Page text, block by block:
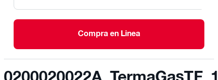
Compra en Linea